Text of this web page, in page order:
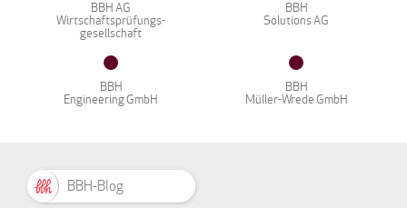
BBH AG
Wirtschaftsprüfungs-
gesellschaft
BBH
Solutions AG
BBH
Engineering GmbH
BBH
Müller-Wrede GmbH
BBH-Blog